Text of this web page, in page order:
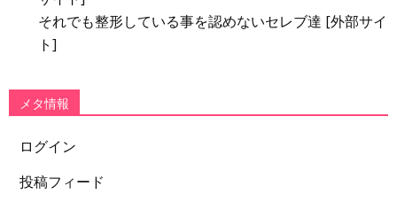
それでも整形している事を認めないセレブ達 [外部サイ
ト]
メタ情報
ログイン
投稿フィード